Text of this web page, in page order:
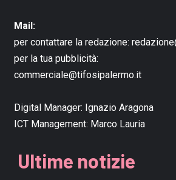
Mail:
per contattare la redazione:
per la tua pubblicità:
commerciale@tifosipalermo.it
Digital Manager: Ignazio Aragona
ICT Management: Marco Lauria
Ultime notizie